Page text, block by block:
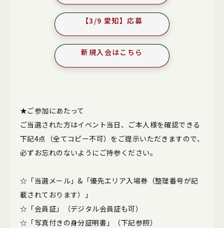
【3/9 愛知】応募
新規入会はこちら
★ご参加にあたって
ご当選された方はイベント当日、ご本人様を確認できる
下記4点（全てコピー不可）をご提示いただきますので、
必ずお忘れのないようにご持参ください。
☆「当選メール」&「優先エリア入場券（整理番号が記
載されております）」
☆「会員証」（デジタル会員証も可）
☆「写真付きの身分証明書」（下記参照）